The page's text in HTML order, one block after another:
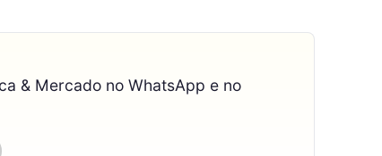
& Mercado no WhatsApp e no